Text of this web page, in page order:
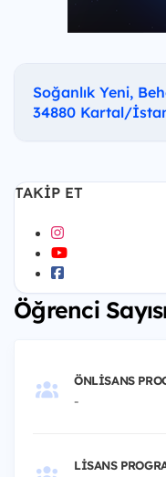
Soğanlık Yeni,
34880 Kartal/
TAKIP ET
Öğrenci
ÖNLISANS
-
LISANS